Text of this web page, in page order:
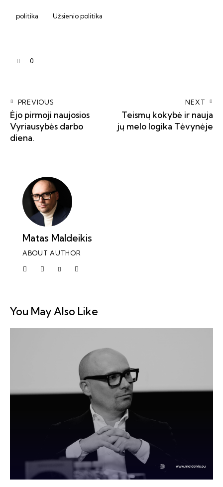
politika Užsienio politika
0
PREVIOUS
Ėjo pirmoji naujosios
Vyriausybės darbo
diena.
NEXT
Teismų kokybė ir nauja
jų melo logika Tėvynėje
Matas Maldeikis
ABOUT AUTHOR
You May Also Like